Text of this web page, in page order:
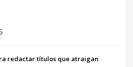
redactar títulos que atraigan